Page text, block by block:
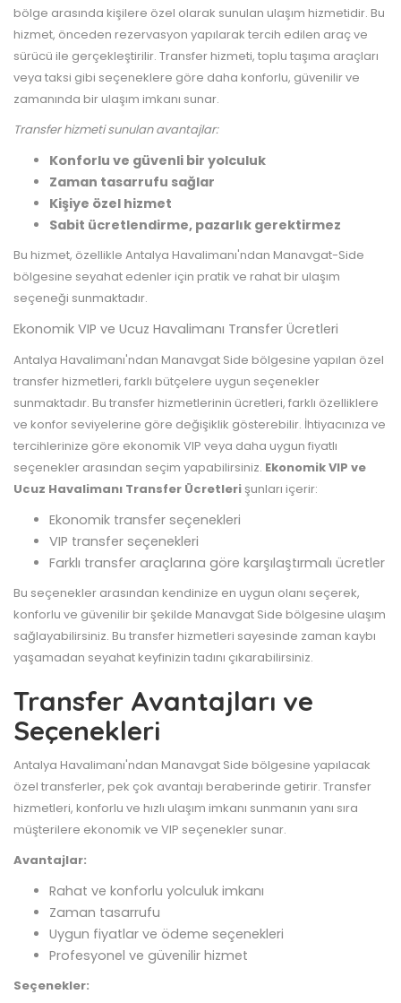
bölge arasında kişilere özel olarak sunulan ulaşım hizmetidir. Bu
hizmet, önceden rezervasyon yapılarak tercih edilen araç ve
sürücü ile gerçekleştirilir. Transfer hizmeti, toplu taşıma araçları
veya taksi gibi seçeneklere göre daha konforlu, güvenilir ve
zamanında bir ulaşım imkanı sunar.
Transfer hizmeti sunulan avantajlar:
Konforlu ve güvenli bir yolculuk
Zaman tasarrufu sağlar
Kişiye özel hizmet
Sabit ücretlendirme, pazarlık gerektirmez
Bu hizmet, özellikle Antalya Havalimanı'ndan Manavgat-Side
bölgesine seyahat edenler için pratik ve rahat bir ulaşım
seçeneği sunmaktadır.
Ekonomik VIP ve Ucuz Havalimanı Transfer Ücretleri
Antalya Havalimanı'ndan Manavgat Side bölgesine yapılan özel
transfer hizmetleri, farklı bütçelere uygun seçenekler
sunmaktadır. Bu transfer hizmetlerinin ücretleri, farklı özelliklere
ve konfor seviyelerine göre değişiklik gösterebilir. İhtiyacınıza ve
tercihlerinize göre ekonomik VIP veya daha uygun fiyatlı
seçenekler arasından seçim yapabilirsiniz. Ekonomik VIP ve
Ucuz Havalimanı Transfer Ücretlerişunları içerir:
Ekonomik transfer seçenekleri
VIP transfer seçenekleri
Farklı transfer araçlarına göre karşılaştırmalı ücretler
Bu seçenekler arasından kendinize en uygun olanı seçerek,
konforlu ve güvenilir bir şekilde Manavgat Side bölgesine ulaşım
sağlayabilirsiniz. Bu transfer hizmetleri sayesinde zaman kaybı
yaşamadan seyahat keyfinizin tadını çıkarabilirsiniz.
Transfer Avantajları ve
Seçenekleri
Antalya Havalimanı'ndan Manavgat Side bölgesine yapılacak
özel transferler, pek çok avantajı beraberinde getirir. Transfer
hizmetleri, konforlu ve hızlı ulaşım imkanı sunmanın yanı sıra
müşterilere ekonomik ve VIP seçenekler sunar.
Avantajlar:
Rahat ve konforlu yolculuk imkanı
Zaman tasarrufu
Uygun fiyatlar ve ödeme seçenekleri
Profesyonel ve güvenilir hizmet
Seçenekler: